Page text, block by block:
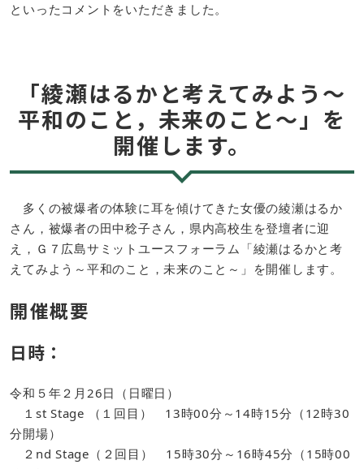
といったコメントをいただきました。
「綾瀬はるかと考えてみよう～
平和のこと，未来のこと～」を
開催します。
多くの被爆者の体験に耳を傾けてきた女優の綾瀬はるか
さん，被爆者の田中稔子さん，県内高校生を登壇者に迎
え，Ｇ７広島サミットユースフォーラム「綾瀬はるかと考
えてみよう～平和のこと，未来のこと～」を開催します。
開催概要
日時：
令和５年２月26日（日曜日）
１st Stage （１回目） 13時00分～14時15分（12時30
分開場）
２nd Stage（２回目） 15時30分～16時45分（15時00